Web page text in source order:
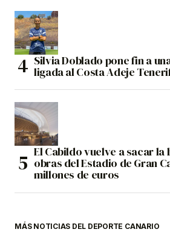
Silvia Doblado pone fin a
ligada al Costa Adeje
El Cabildo vuelve a sacar
obras del Estadio de Gran
millones de euros
MÁS NOTICIAS DEL DEPORTE CANARIO